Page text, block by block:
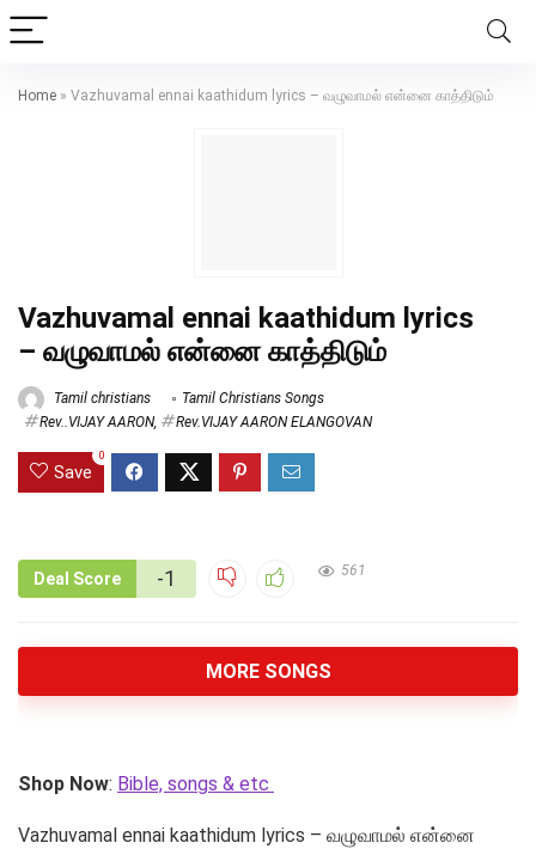
Home » Vazhuvamal ennai kaathidum lyrics – வழுவாமல் என்னை காத்திடும்
Vazhuvamal ennai kaathidum lyrics
– வழுவாமல் என்னை காத்திடும்
Tamil christians
Tamil Christians Songs
Rev..VIJAY AARON, Rev.VIJAY AARON ELANGOVAN
Save
0
Deal Score -1 561
MORE SONGS
Shop Now: Bible, songs & etc
Vazhuvamal ennai kaathidum lyrics – வழுவாமல் என்னை